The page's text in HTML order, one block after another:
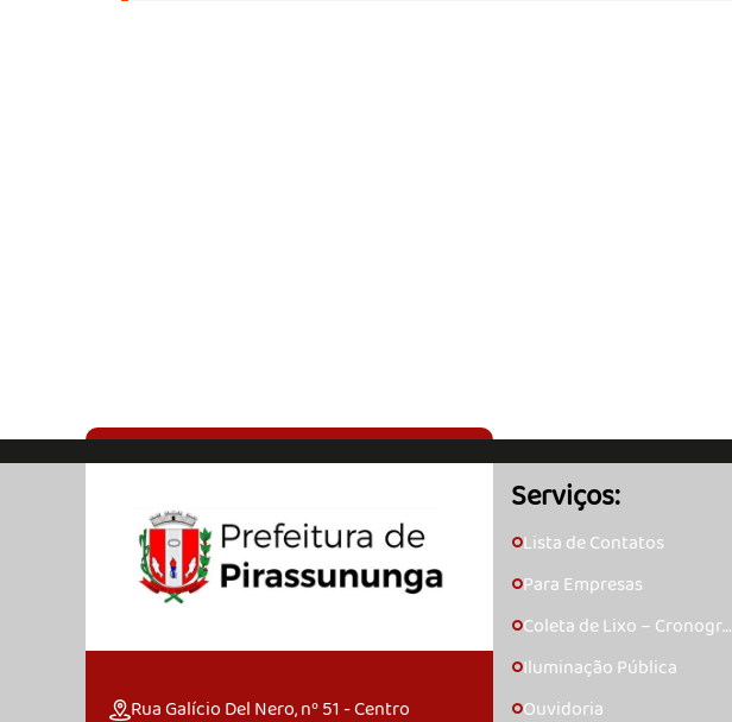
Rua Galício Del Nero, nº 51 - Centro
Serviços:
🞇Lista de Contatos
🞇Para Empresas
🞇Coleta de Lixo – Cronogra
🞇Iluminação Pública
🞇Ouvidoria